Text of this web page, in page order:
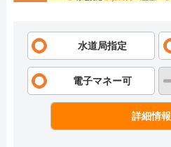
水道局指定
電子マネー可
詳細情報